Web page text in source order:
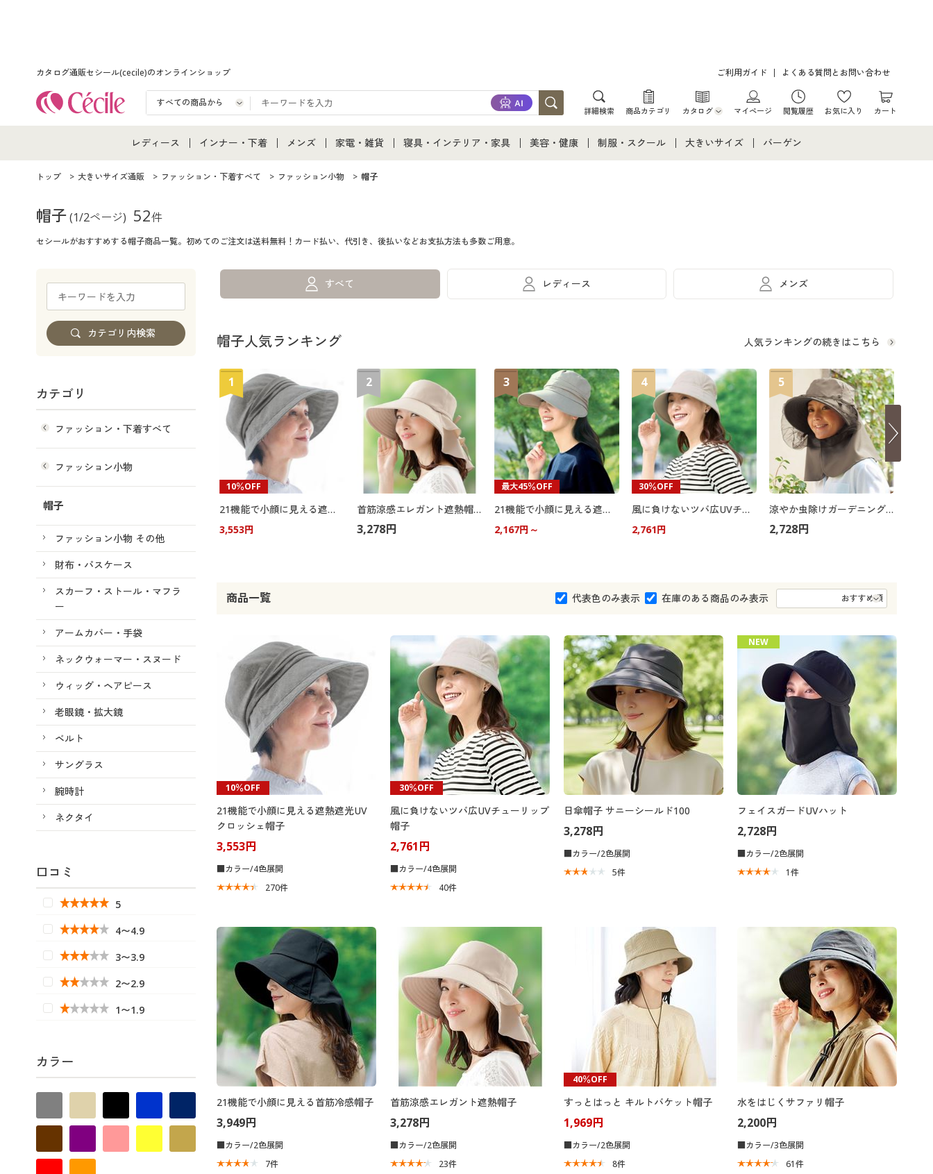
カタログ通販セシール(cecile)のオンラインショップ ご利用ガイド よくある質問とお問い合わせ
詳細検索 商品カテゴリ カタログ
カタログ・チラシからのご注文
マイページ 閲覧履歴 お気に入り カート
レディース
レディース通販すべて
レディースファッション
女性下着
インナー・下着
インナー・下着通販すべて
メンズ下着
ジュニア・ティーンズ下着
メンズ
メンズ通販すべて
メンズ下着
家電・雑貨
家電・雑貨すべて
キッチン・雑貨・日用品
寝具・インテリア・家具
寝具・ベッド
カーテン・ラグ・ファブリック
美容・健康 制服・スクール 大きいサイズ
大きいサイズ メンズ
バーゲン
トップ 大きいサイズ通販 ファッション・下着すべて ファッション小物 帽子
帽子(1/2ページ) 52件
セシールがおすすめする帽子商品一覧。初めてのご注文は送料無料！カード払い、代引き、後払いなどお支払方法も多数ご用意。
すべて レディース メンズ
帽子人気ランキング 人気ランキングの続きはこちら
1
21機能で小顔に見える遮熱遮光UVクロッシェ帽子
10％OFF
3,553円
2
首筋涼感エレガント遮熱帽子
3,278円
3
21機能で小顔に見える遮熱遮光2WAY帽子
最大45％OFF
2,167円～
4
風に負けないツバ広UVチューリップ帽子
30％OFF
2,761円
5
涼やか虫除けガーデニングUV帽子
2,728円
商品一覧 代表色のみ表示 在庫のある商品のみ表示
10％OFF
21機能で小顔に見える遮熱遮光UV
クロッシェ帽子
3,553円
■カラー/4色展開
270件
30％OFF
風に負けないツバ広UVチューリップ
帽子
2,761円
■カラー/4色展開
40件
日傘帽子 サニーシールド100
3,278円
■カラー/2色展開
5件
NEW
フェイスガードUVハット
2,728円
■カラー/2色展開
1件
21機能で小顔に見える首筋冷感帽子
3,949円
■カラー/2色展開
7件
首筋涼感エレガント遮熱帽子
3,278円
■カラー/2色展開
23件
40％OFF
すっとはっと キルトバケット帽子
1,969円
■カラー/2色展開
8件
水をはじくサファリ帽子
2,200円
■カラー/3色展開
61件
カテゴリ
ファッション・下着すべて
ファッション小物
帽子
ファッション小物 その他
財布・パスケース
スカーフ・ストール・マフラ
ー
アームカバー・手袋
ネックウォーマー・スヌード
ウィッグ・ヘアピース
老眼鏡・拡大鏡
ベルト
サングラス
腕時計
ネクタイ
口コミ
5
4〜4.9
3〜3.9
2〜2.9
1〜1.9
カラー